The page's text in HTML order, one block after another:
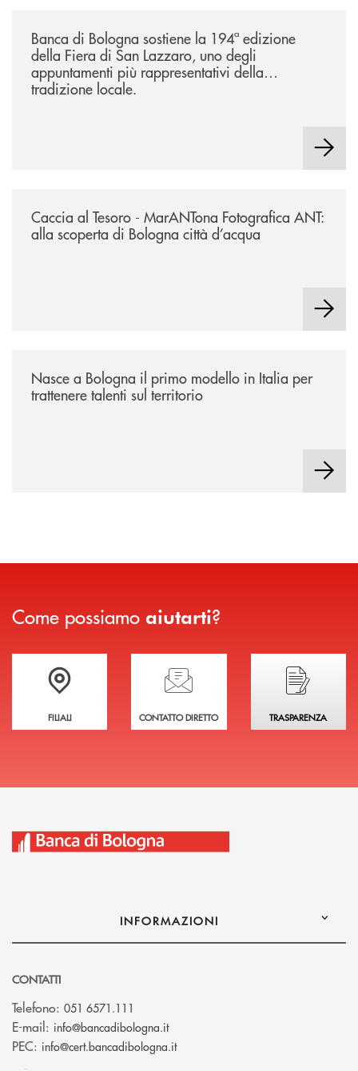
Banca di Bologna sostiene la 194ª edizione
della Fiera di San Lazzaro, uno degli
appuntamenti più rappresentativi della
tradizione locale.
Caccia al Tesoro - MarANTona Fotografica ANT:
alla scoperta di Bologna città d’acqua
Nasce a Bologna il primo modello in Italia per
trattenere talenti sul territorio
Come possiamo aiutarti?
Trova la filiale più vicina a te
FILIALI
Hai bisogno di assistenza immediata?
CONTATTO DIRETTO
Hai bisogno di
TRASPARENZA
INFORMAZIONI
CONTATTI
Telefono: 051 6571.111
E-mail: info@bancadibologna.it(si apre l’app di posta elettronica)
PEC: info@cert.bancadibologna.it(si apre l’app di posta